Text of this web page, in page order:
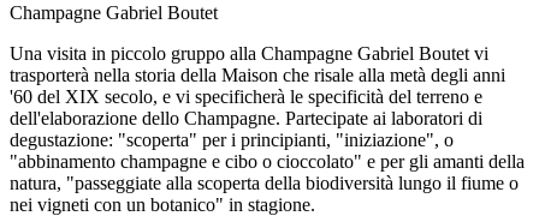
Champagne Gabriel Boutet
Una visita in piccolo gruppo alla Champagne Gabriel Boutet vi
trasporterà nella storia della Maison che risale alla metà degli anni
'60 del XIX secolo, e vi specificherà le specificità del terreno e
dell'elaborazione dello Champagne. Partecipate ai laboratori di
degustazione: "scoperta" per i principianti, "iniziazione", o
"abbinamento champagne e cibo o cioccolato" e per gli amanti della
natura, "passeggiate alla scoperta della biodiversità lungo il fiume o
nei vigneti con un botanico" in stagione.